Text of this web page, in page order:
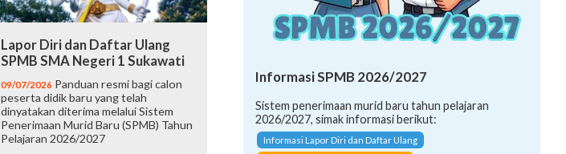
Lapor Diri dan Daftar Ulang
SPMB SMA Negeri 1 Sukawati
09/07/2026 Panduan resmi bagi calon
peserta didik baru yang telah
dinyatakan diterima melalui Sistem
Penerimaan Murid Baru (SPMB) Tahun
Pelajaran 2026/2027
Informasi SPMB 2026/2027
Sistem penerimaan murid baru tahun pelajaran
2026/2027, simak informasi berikut:
Informasi Lapor Diri dan Daftar Ulang